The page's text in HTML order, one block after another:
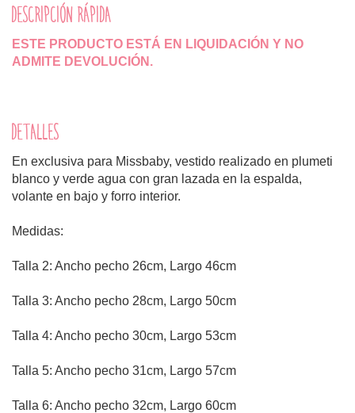
DESCRIPCIÓN RÁPIDA
ESTE PRODUCTO ESTÁ EN LIQUIDACIÓN Y NO
ADMITE DEVOLUCIÓN.
DETALLES
En exclusiva para Missbaby, vestido realizado en plumeti
blanco y verde agua con gran lazada en la espalda,
volante en bajo y forro interior.
Medidas:
Talla 2: Ancho pecho 26cm, Largo 46cm
Talla 3: Ancho pecho 28cm, Largo 50cm
Talla 4: Ancho pecho 30cm, Largo 53cm
Talla 5: Ancho pecho 31cm, Largo 57cm
Talla 6: Ancho pecho 32cm, Largo 60cm